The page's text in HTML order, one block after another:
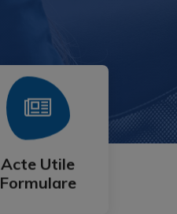
Acte Utile
Formulare
Acte Utile
Formulare
Mai Mult